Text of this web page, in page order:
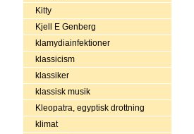
Kitty
Kjell E Genberg
klamydiainfektioner
klassicism
klassiker
klassisk musik
Kleopatra, egyptisk drottning
klimat